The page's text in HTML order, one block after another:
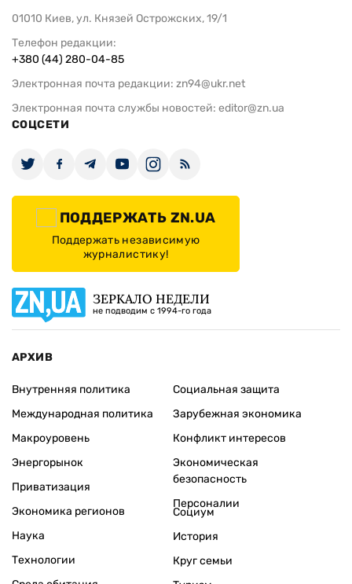
01010 Киев, ул. Князей Острожских, 19/1
Телефон редакции:
+380 (44) 280-04-85
Электронная почта редакции: zn94@ukr.net
Электронная почта службы новостей: editor@zn.ua
СОЦСЕТИ
ПОДДЕРЖАТЬ ZN.UA
Поддержать независимую
журналистику!
ЗЕРКАЛО НЕДЕЛИ
не подводим с 1994-го года
АРХИВ
Внутренняя политика
Международная политика
Макроуровень
Энергорынок
Приватизация
Экономика регионов
Социальная защита
Зарубежная экономика
Конфликт интересов
Экономическая
безопасность
Персоналии
Наука
Технологии
Социум
История
Круг семьи